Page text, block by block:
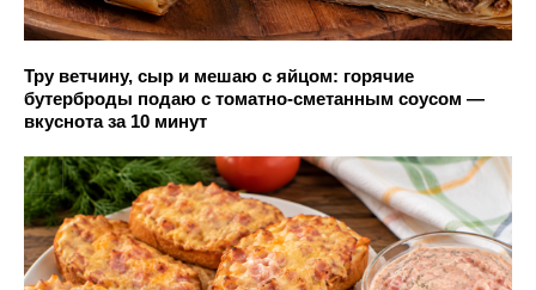
Тру ветчину, сыр и мешаю с яйцом: горячие
бутерброды подаю с томатно-сметанным соусом —
вкуснота за 10 минут